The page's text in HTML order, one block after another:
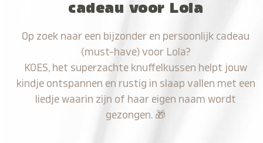
cadeau voor Lola
Op zoek naar een bijzonder en persoonlijk cadeau
(must-have) voor Lola?
KOES, het superzachte knuffelkussen helpt jouw
kindje ontspannen en rustig in slaap vallen met een
liedje waarin zijn of haar eigen naam wordt
gezongen. 🎁